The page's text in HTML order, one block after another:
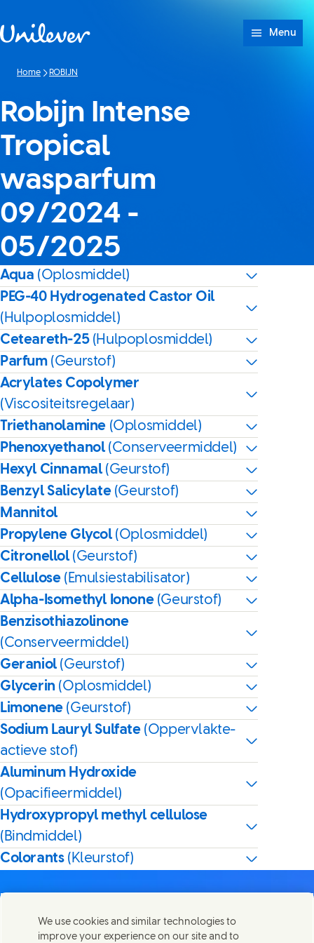
Menu
Home ROBIJN
Robijn Intense
Tropical
wasparfum
09/2024 -
05/2025
Aqua (Oplosmiddel)
PEG-40 Hydrogenated Castor Oil
(Hulpoplosmiddel)
Ceteareth-25 (Hulpoplosmiddel)
Parfum (Geurstof)
Acrylates Copolymer
(Viscositeitsregelaar)
Triethanolamine (Oplosmiddel)
Phenoxyethanol(Conserveermiddel)
Hexyl Cinnamal(Geurstof)
Benzyl Salicylate (Geurstof)
Mannitol
Propylene Glycol(Oplosmiddel)
Citronellol(Geurstof)
Cellulose (Emulsiestabilisator)
Alpha-Isomethyl Ionone (Geurstof)
Benzisothiazolinone
(Conserveermiddel)
Geraniol(Geurstof)
Glycerin (Oplosmiddel)
Limonene (Geurstof)
Sodium Lauryl Sulfate (Oppervlakte-
actieve stof)
Aluminum Hydroxide
(Opacifieermiddel)
Hydroxypropyl methyl cellulose
(Bindmiddel)
Colorants (Kleurstof)
We use cookies and similar technologies to
improve your experience on our site and to